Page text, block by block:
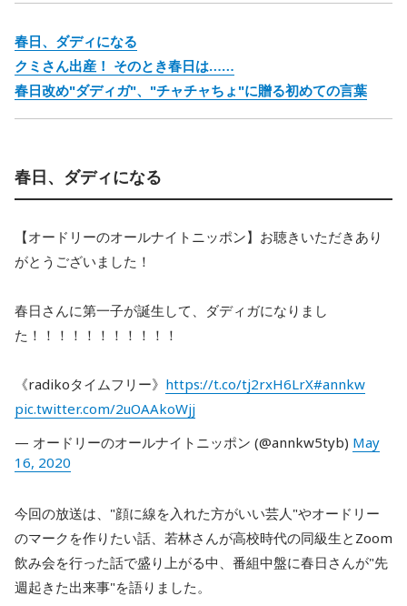
春日、ダディになる
クミさん出産！ そのとき春日は……
春日改め"ダディガ"、"チャチャちょ"に贈る初めての言葉
春日、ダディになる
【オードリーのオールナイトニッポン】お聴きいただきあり
がとうございました！
春日さんに第一子が誕生して、ダディガになりまし
た！！！！！！！！！！！
《radikoタイムフリー》 https://t.co/tj2rxH6LrX#annkw
pic.twitter.com/2uOAAkoWjj
— オードリーのオールナイトニッポン (@annkw5tyb) May
16, 2020
今回の放送は、"顔に線を入れた方がいい芸人"やオードリー
のマークを作りたい話、若林さんが高校時代の同級生とZoom
飲み会を行った話で盛り上がる中、番組中盤に春日さんが"先
週起きた出来事"を語りました。